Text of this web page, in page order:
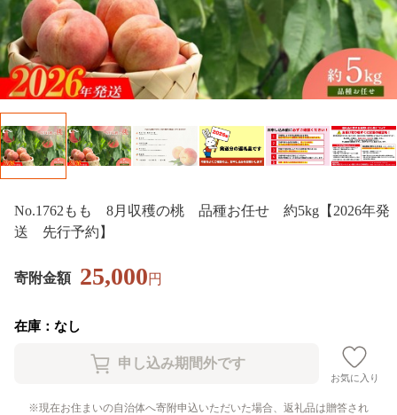
No.1762もも 8月収穫の桃 品種お任せ 約5kg【2026年発
送 先行予約】
寄附金額 25,000円
在庫：なし
お気に入り
現在お住まいの自治体へ寄附申込いただいた場合、返礼品は贈答され